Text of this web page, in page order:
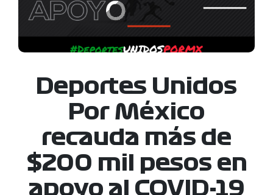
Deportes Unidos
Por México
recauda más de
$200 mil pesos en
apoyo al COVID-19